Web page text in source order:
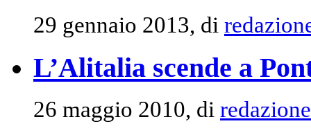
29 gennaio 2013, di
L’Alitalia scende a
26 maggio 2010, di redazione